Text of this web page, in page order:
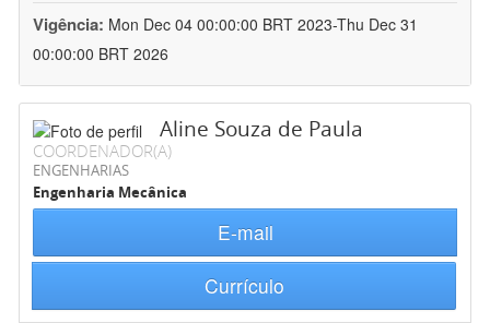
Vigência: Mon Dec 04 00:00:00 BRT 2023-Thu Dec 31
00:00:00 BRT 2026
Aline Souza de Paula
COORDENADOR(A)
ENGENHARIAS
Engenharia Mecânica
E-mail
Currículo